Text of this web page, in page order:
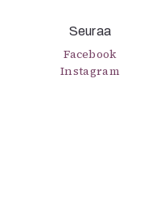
Seuraa
Facebook
Instagram